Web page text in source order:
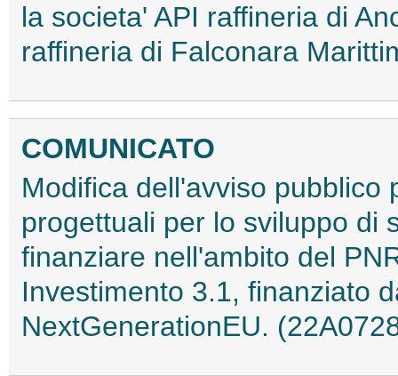
la societa' API raffineria di
raffineria di Falconara
COMUNICATO
Modifica dell'avviso pubblico
progettuali per lo sviluppo di
finanziare nell'ambito del
Investimento 3.1, finanziato
NextGenerationEU.